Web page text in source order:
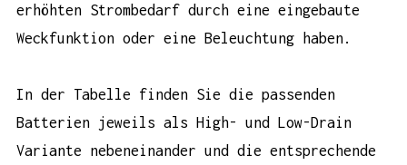
erhöhten Strombedarf durch eine eingebaute
Weckfunktion oder eine Beleuchtung haben.
In der Tabelle finden Sie die passenden
Batterien jeweils als High- und Low-Drain
Variante nebeneinander und die entsprechende